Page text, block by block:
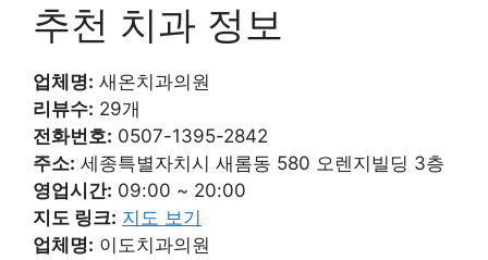
추천 치과 정보
업체명: 새온치과의원
리뷰수: 29개
전화번호: 0507-1395-2842
주소: 세종특별자치시 새롬동 580 오렌지빌딩 3층
영업시간: 09:00 ~ 20:00
지도 링크: 지도 보기
업체명: 이도치과의원